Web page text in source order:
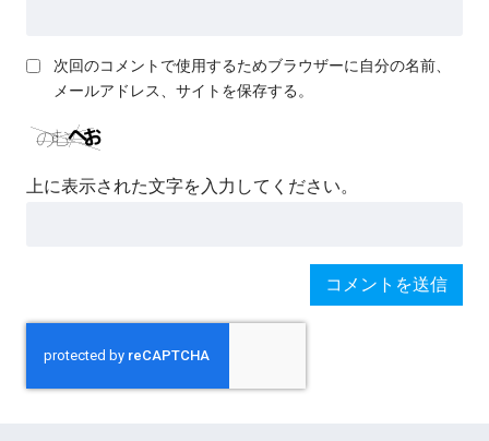
次回のコメントで使用するためブラウザーに自分の名前、
メールアドレス、サイトを保存する。
上に表示された文字を入力してください。